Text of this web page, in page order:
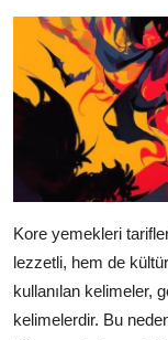
Kore yemekleri
lezzetli, hem de
kullanılan kelimeler,
kelimelerdir. Bu